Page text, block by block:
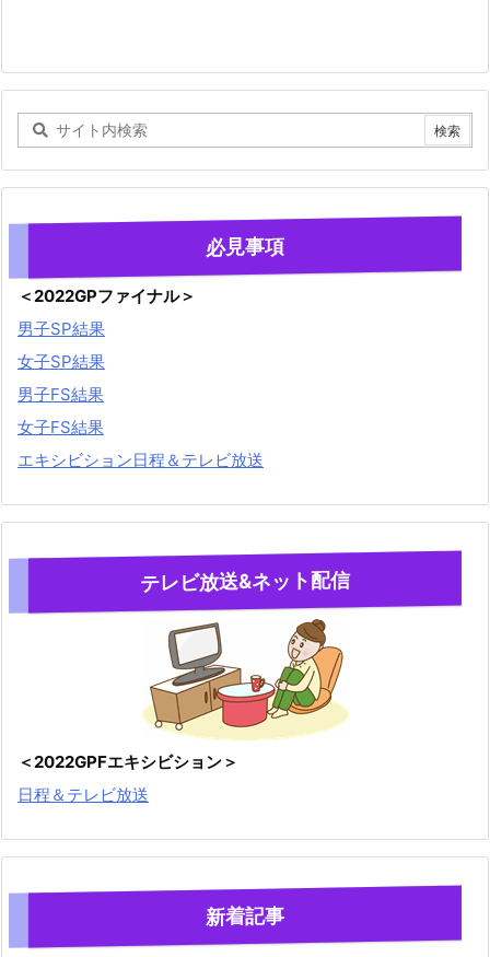
必見事項
＜2022GPファイナル＞
男子SP結果
女子SP結果
男子FS結果
女子FS結果
エキシビション日程＆テレビ放送
テレビ放送&ネット配信
＜2022GPFエキシビション＞
日程＆テレビ放送
新着記事